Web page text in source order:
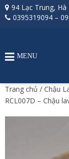
94 Lạc Trung,
0395319094 –
MENU
Trang chủ / Chậu
RCL007D – Chậu